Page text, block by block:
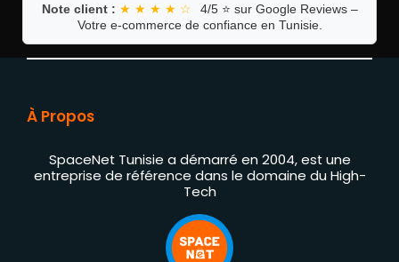
Note client : ★ ★ ★ ★ ☆
4/5 ⭐ sur Google Reviews –
Votre e-commerce de confiance en Tunisie.
À Propos
SpaceNet Tunisie a démarré en 2004, est une
entreprise de référence dans le domaine du High-
Tech